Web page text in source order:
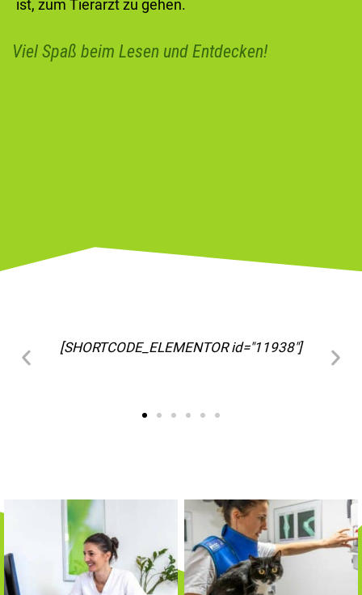
ist, zum Tierarzt zu gehen.
Viel Spaß beim Lesen und Entdecken!
[SHORTCODE_ELEMENTOR id="11963"]